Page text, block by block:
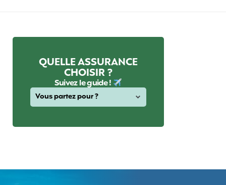
QUELLE ASSURANCE
CHOISIR ?
Suivez le guide !